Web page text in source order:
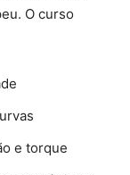
O curso
e torque